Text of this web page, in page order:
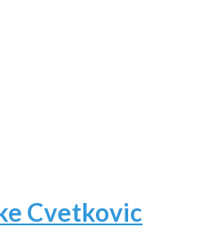
Cvetkovic